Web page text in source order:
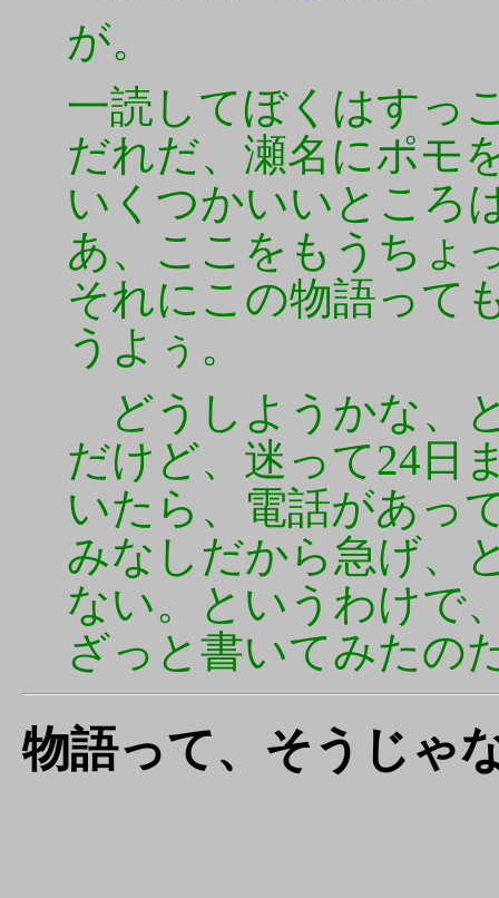
が。
一読してぼくはすっ
だれだ、瀬名にポモ
いくつかいいところ
あ、ここをもうち
それにこの物語って
うよぅ。
どうしようかな、
だけど、迷って24日
いたら、電話があっ
みなしだから急げ、
ない。というわけで
ざっと書いてみたの
物語って、そうじゃ